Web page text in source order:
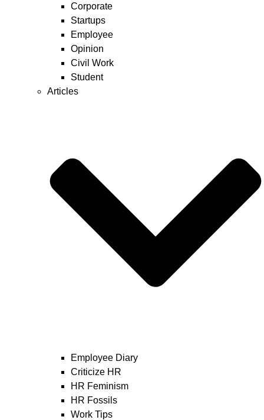
Corporate
Startups
Employee
Opinion
Civil Work
Student
Articles
Employee Diary
Criticize HR
HR Feminism
HR Fossils
Work Tips